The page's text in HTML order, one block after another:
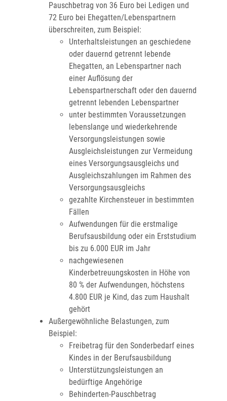
Pauschbetrag von 36 Euro bei Ledigen und
72 Euro bei Ehegatten/Lebenspartnern
überschreiten, zum Beispiel:
Unterhaltsleistungen an geschiedene
oder dauernd getrennt lebende
Ehegatten, an Lebenspartner nach
einer Auflösung der
Lebenspartnerschaft oder den dauernd
getrennt lebenden Lebenspartner
unter bestimmten Voraussetzungen
lebenslange und wiederkehrende
Versorgungsleistungen sowie
Ausgleichsleistungen zur Vermeidung
eines Versorgungsausgleichs und
Ausgleichszahlungen im Rahmen des
Versorgungsausgleichs
gezahlte Kirchensteuer in bestimmten
Fällen
Aufwendungen für die erstmalige
Berufsausbildung oder ein Erststudium
bis zu 6.000 EUR im Jahr
nachgewiesenen
Kinderbetreuungskosten in Höhe von
80 % der Aufwendungen, höchstens
4.800 EUR je Kind, das zum Haushalt
gehört
Außergewöhnliche Belastungen, zum
Beispiel:
Freibetrag für den Sonderbedarf eines
Kindes in der Berufsausbildung
Unterstützungsleistungen an
bedürftige Angehörige
Behinderten-Pauschbetrag